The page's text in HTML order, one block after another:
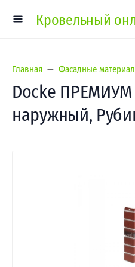
Кровельный
Главная Фасадные
Docke ПРЕМИУМ
наружный,